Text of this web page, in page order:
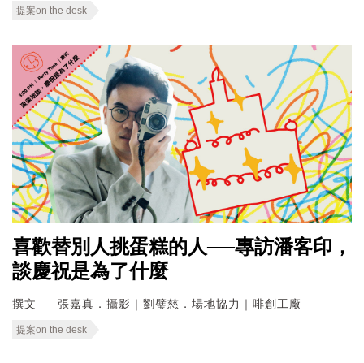
提案on the desk
喜歡替別人挑蛋糕的人──專訪潘客印，
談慶祝是為了什麼
撰文 張嘉真．攝影｜劉璧慈．場地協力｜啡創工廠
提案on the desk